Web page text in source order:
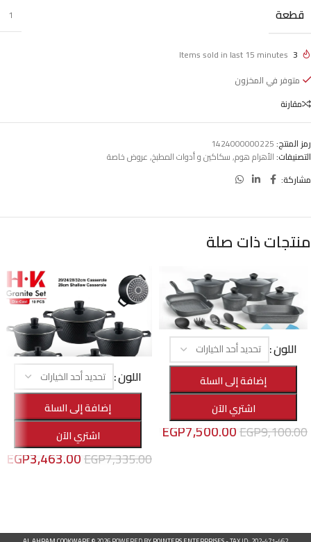
قطعة 1
3
Items sold in last 15 minutes
متوفر في المخزون
مقارنة
رمز المنتج:1424000000225
التصنيفات:الأهرام هوم,سكاكين و أدوات المطبخ,عروض خاصة
مشاركة:
منتجات ذات صلة
قطعة
الأهرام هوم,أواني الطهي
EGP9,100.00
EGP7,500.00
اللون
إضافة إلى السلة
اشتري الآن
طقم حلل H.K جرانيت كريستال 10 قطع A.H
الأهرام هوم,أواني الطهي,عروض خاصة
EGP7,335.00
EGP3,463.00
اللون
إضافة إلى السلة
اشتري الآن